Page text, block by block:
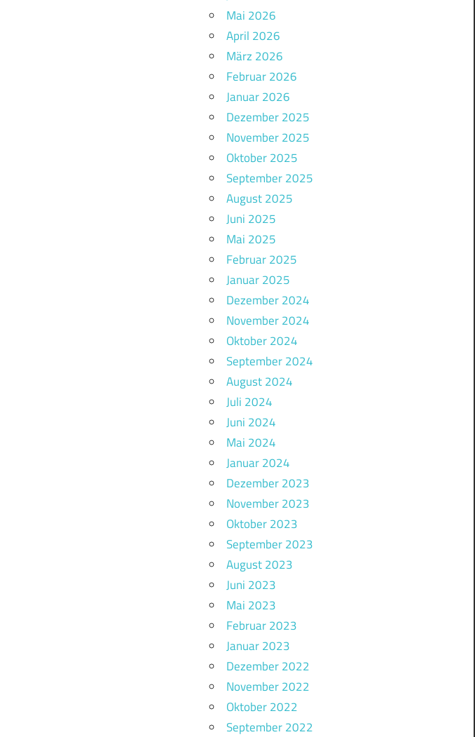
Mai 2026
April 2026
März 2026
Februar 2026
Januar 2026
Dezember 2025
November 2025
Oktober 2025
September 2025
August 2025
Juni 2025
Mai 2025
Februar 2025
Januar 2025
Dezember 2024
November 2024
Oktober 2024
September 2024
August 2024
Juli 2024
Juni 2024
Mai 2024
Januar 2024
Dezember 2023
November 2023
Oktober 2023
September 2023
August 2023
Juni 2023
Mai 2023
Februar 2023
Januar 2023
Dezember 2022
November 2022
Oktober 2022
September 2022